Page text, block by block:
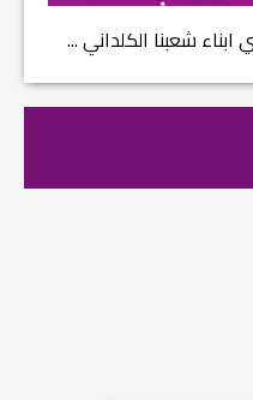
شعبنا الكلداني ...